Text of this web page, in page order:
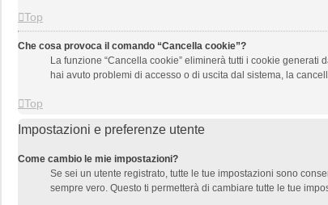
Top
Che cosa provoca il comando “Cancella cookie”?
La funzione “Cancella cookie” eliminerà tutti i cookie
hai avuto problemi di accesso o di uscita dal sistema, la
Top
Impostazioni e preferenze utente
Come cambio le mie impostazioni?
Se sei un utente registrato, tutte le tue impostazioni sono
sempre vero. Questo ti permetterà di cambiare tutte le tue